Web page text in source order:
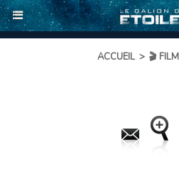
ACCUEIL > 🎬